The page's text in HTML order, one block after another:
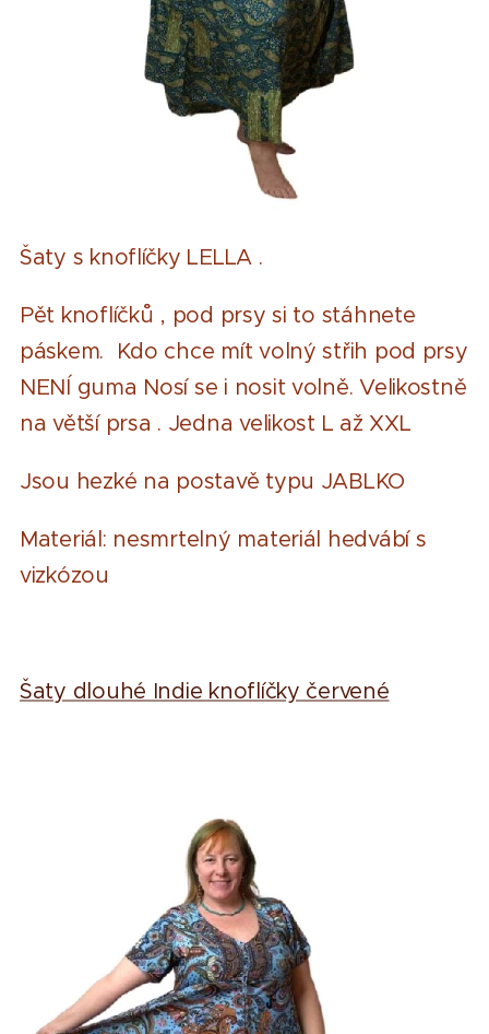
Šaty s knoflíčky LELLA .
Pět knoflíčků , pod prsy si to stáhnete
páskem. Kdo chce mít volný střih pod prsy
NENÍ guma Nosí se i nosit volně. Velikostně
na větší prsa . Jedna velikost L až XXL
Jsou hezké na postavě typu JABLKO
Materiál: nesmrtelný materiál hedvábí s
vizkózou
Šaty dlouhé Indie knoflíčky červené